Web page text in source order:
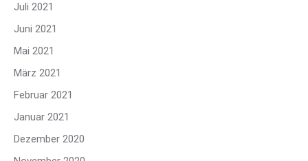
Juli 2021
Juni 2021
Mai 2021
März 2021
Februar 2021
Januar 2021
Dezember 2020